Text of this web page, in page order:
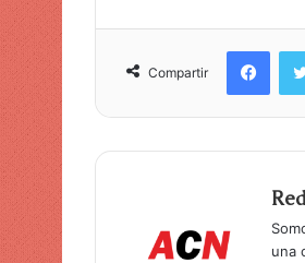
Compartir
una